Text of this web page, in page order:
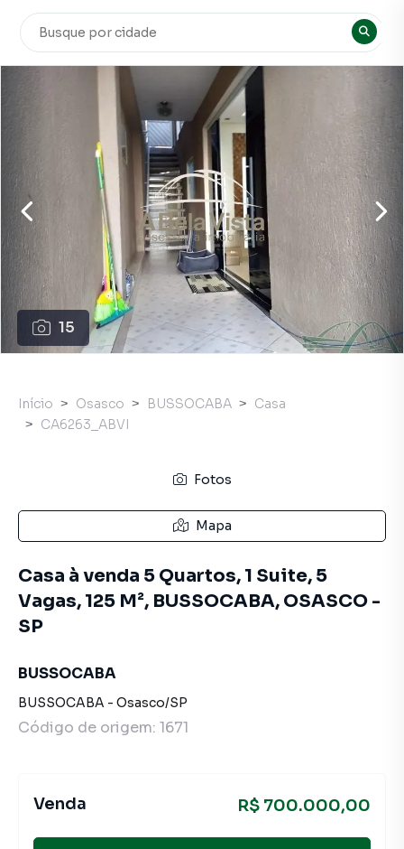
15
Início Osasco BUSSOCABA
Casa
CA6263_ABVI
Fotos
Mapa
Casa à venda 5 Quartos, 1 Suite, 5
Vagas, 125 M², BUSSOCABA, OSASCO -
SP
BUSSOCABA
BUSSOCABA - Osasco/SP
Código de origem: 1671
Venda R$ 700.000,00